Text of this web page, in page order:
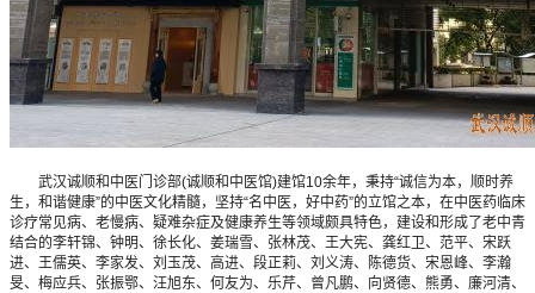
武汉诚顺和中医门诊部(诚顺和中医馆)建馆10余年，秉持“诚信为本，顺时养
生，和谐健康”的中医文化精髓，坚持“名中医，好中药”的立馆之本，在中医药临床
诊疗常见病、老慢病、疑难杂症及健康养生等领域颇具特色，建设和形成了老中青
结合的李轩锦、钟明、徐长化、姜瑞雪、张林茂、王大宪、龚红卫、范平、宋跃
进、王儒英、李家发、刘玉茂、高进、段正莉、刘义涛、陈德货、宋恩峰、李瀚
旻、梅应兵、张振鄂、汪旭东、何友为、乐芹、曾凡鹏、向贤德、熊勇、廉河清、